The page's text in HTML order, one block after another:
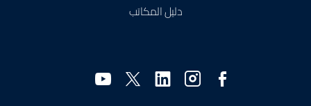
دليل المكاتب